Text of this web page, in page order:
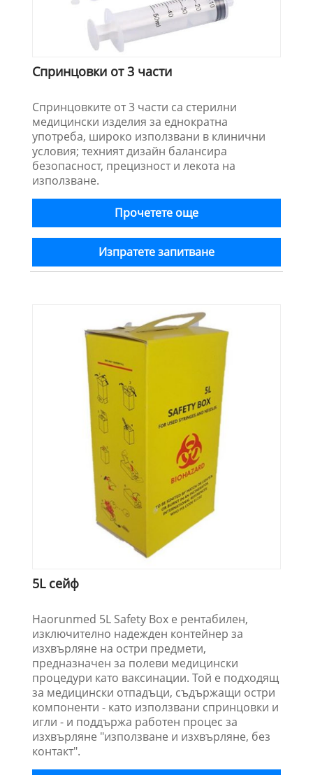
Спринцовки от 3 части
Спринцовките от 3 части са стерилни
медицински изделия за еднократна
употреба, широко използвани в клинични
условия; техният дизайн балансира
безопасност, прецизност и лекота на
използване.
Прочетете още
Изпратете запитване
5L сейф
Haorunmed 5L Safety Box е рентабилен,
изключително надежден контейнер за
изхвърляне на остри предмети,
предназначен за полеви медицински
процедури като ваксинации. Той е подходящ
за медицински отпадъци, съдържащи остри
компоненти - като използвани спринцовки и
игли - и поддържа работен процес за
изхвърляне "използване и изхвърляне, без
контакт".